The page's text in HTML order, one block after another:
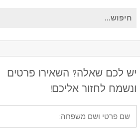
חיפוש
יש לכם שאלה? השאירו פרטים
ונשמח לחזור אליכם!